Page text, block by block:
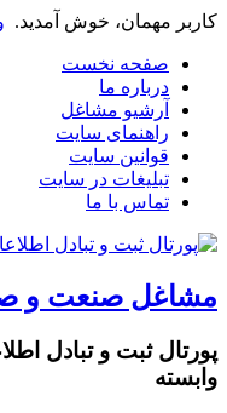
کاربر مهمان، خوش آمدید.
صفحه نخست
درباره ما
آرشیو مشاغل
راهنمای سایت
قوانین سایت
تبلیغات در سایت
تماس با ما
مشاغل صنعت و
پورتال ثبت و تبادل
وابسته